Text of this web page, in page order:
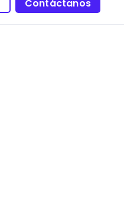
Contáctanos